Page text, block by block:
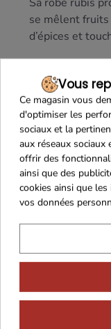
se mêlent
d’épices et
En bouche, ce
structure
longue et
méticuleux du
terroir
Idéal pour
volailles rôties
expérience de
Présenté en
prestigieux
les amateurs
Vous
Ce magasin vous
d'optimiser les
sociaux et la
aux réseaux
offrir des
ainsi que des
cookies ainsi que
vos données